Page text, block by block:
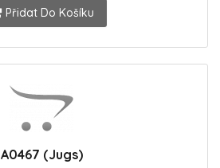
Přidat Do Košíku
A0467 (Jugs)